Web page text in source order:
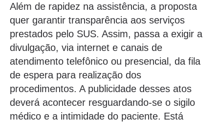
Além de rapidez na assistência, a proposta
quer garantir transparência aos serviços
prestados pelo SUS. Assim, passa a exigir a
divulgação, via internet e canais de
atendimento telefônico ou presencial, da fila
de espera para realização dos
procedimentos. A publicidade desses atos
deverá acontecer resguardando-se o sigilo
médico e a intimidade do paciente. Está